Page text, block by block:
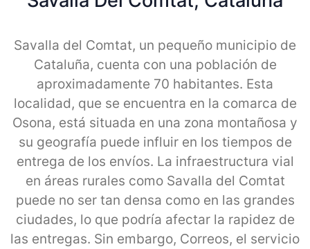
Savalla del Comtat, un pequeño municipio de
Cataluña, cuenta con una población de
aproximadamente 70 habitantes. Esta
localidad, que se encuentra en la comarca de
Osona, está situada en una zona montañosa y
su geografía puede influir en los tiempos de
entrega de los envíos. La infraestructura vial
en áreas rurales como Savalla del Comtat
puede no ser tan densa como en las grandes
ciudades, lo que podría afectar la rapidez de
las entregas. Sin embargo, Correos, el servicio